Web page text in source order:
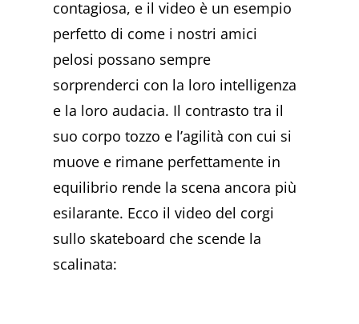
contagiosa, e il video è un esempio
perfetto di come i nostri amici
pelosi possano sempre
sorprenderci con la loro intelligenza
e la loro audacia. Il contrasto tra il
suo corpo tozzo e l’agilità con cui si
muove e rimane perfettamente in
equilibrio rende la scena ancora più
esilarante. Ecco il video del corgi
sullo skateboard che scende la
scalinata: